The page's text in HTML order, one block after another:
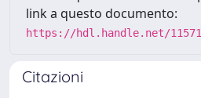
link a questo documento:
https://hdl.handle.net/
Citazioni